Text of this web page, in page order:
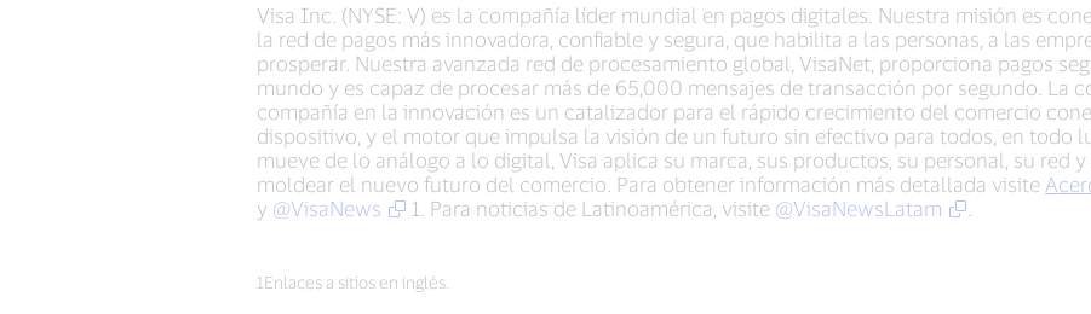
Visa Inc. (NYSE: V) es la compañía líder mundial en pagos digitales. Nuestra misión es
la red de pagos más innovadora, confiable y segura, que habilita a las personas, a las
prosperar. Nuestra avanzada red de procesamiento global, VisaNet, proporciona pagos
mundo y es capaz de procesar más de 65,000 mensajes de transacción por segundo. La
compañía en la innovación es un catalizador para el rápido crecimiento del comercio
dispositivo, y el motor que impulsa la visión de un futuro sin efectivo para todos, en todo
mueve de lo análogo a lo digital, Visa aplica su marca, sus productos, su personal, su red
moldear el nuevo futuro del comercio. Para obtener información más detallada visite
y @VisaNews 1. Para noticias de Latinoamérica, visite @VisaNewsLatam
1Enlaces a sitios en inglés.